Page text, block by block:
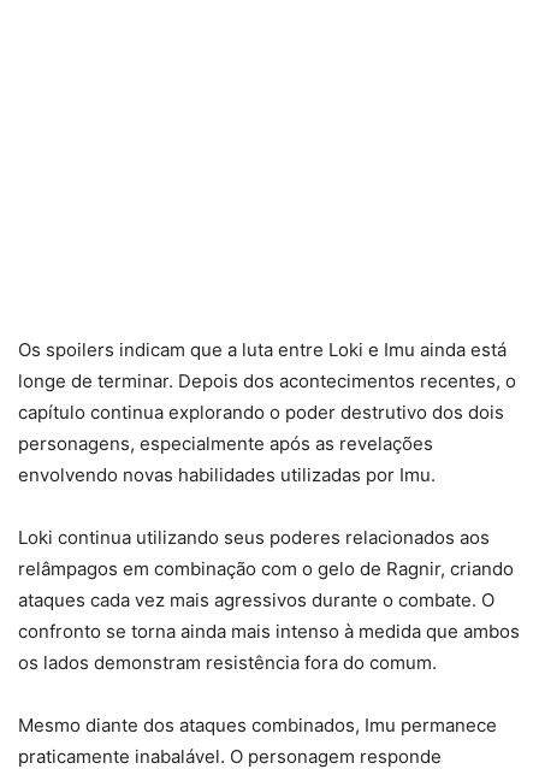
Os spoilers indicam que a luta entre Loki e Imu ainda está
longe de terminar. Depois dos acontecimentos recentes, o
capítulo continua explorando o poder destrutivo dos dois
personagens, especialmente após as revelações
envolvendo novas habilidades utilizadas por Imu.
Loki continua utilizando seus poderes relacionados aos
relâmpagos em combinação com o gelo de Ragnir, criando
ataques cada vez mais agressivos durante o combate. O
confronto se torna ainda mais intenso à medida que ambos
os lados demonstram resistência fora do comum.
Mesmo diante dos ataques combinados, Imu permanece
praticamente inabalável. O personagem responde